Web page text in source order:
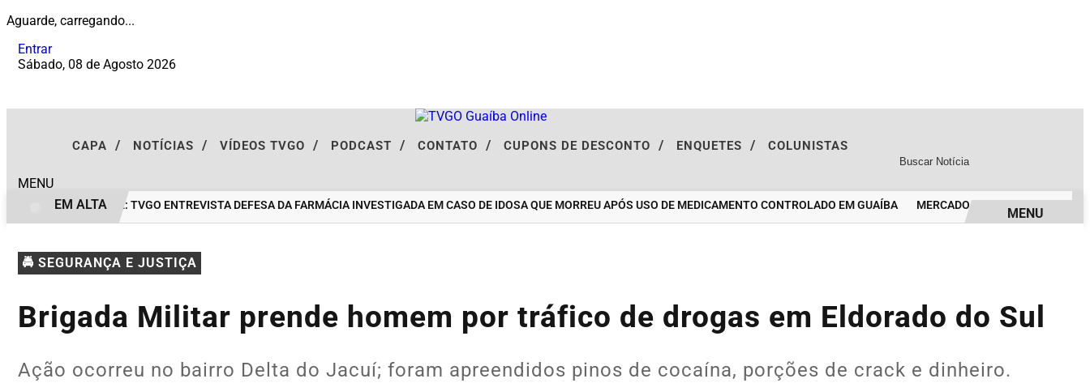
Aguarde, carregando...
Entrar
Sábado, 08 de Agosto 2026
CAPA / NOTÍCIAS / VÍDEOS TVGO / PODCAST / CONTATO / CUPONS DE DESCONTO / ENQUETES / COLUNISTAS
MENU
EXCLUSIVIDADE: TVGO ENTREVISTA DEFESA DA FARMÁCIA INVESTIGADA EM CASO DE IDOSA QUE MORREU APÓS USO DE MEDICAMENTO CONTROLADO EM GUAÍBA MERCADO LIVRE ABRE CADASTRO
EM ALTA
MENU
🚔 SEGURANÇA E JUSTIÇA
Brigada Militar prende homem por tráfico de drogas em Eldorado do Sul
Ação ocorreu no bairro Delta do Jacuí; foram apreendidos pinos de cocaína, porções de crack e dinheiro.